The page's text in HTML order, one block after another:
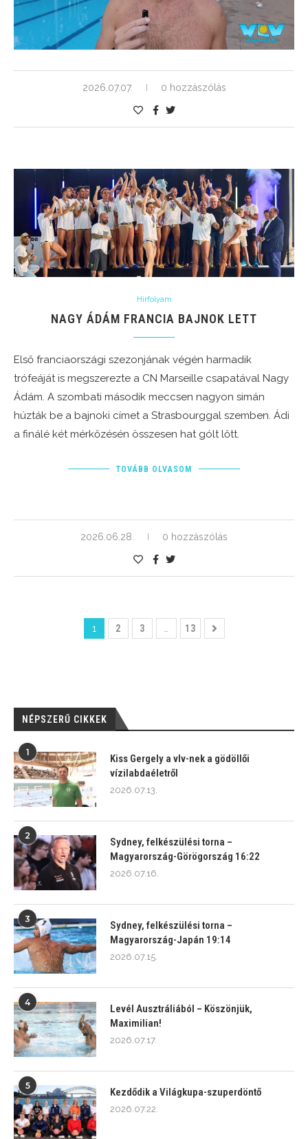
2026.07.07. 0 hozzászólás
Hírfolyam
NAGY ÁDÁM FRANCIA BAJNOK LETT
Első franciaországi szezonjának végén harmadik
trófeáját is megszerezte a CN Marseille csapatával Nagy
Ádám. A szombati második meccsen nagyon simán
húzták be a bajnoki címet a Strasbourggal szemben. Ádi
a finálé két mérkőzésén összesen hat gólt lőtt.
TOVÁBB OLVASOM
2026.06.28. 0 hozzászólás
1 2 3 13
NÉPSZERŰ CIKKEK
1
Kiss Gergely a vlv-nek a gödöllői
vízilabdaéletről
2026.07.13.
2
Sydney, felkészülési torna –
Magyarország-Görögország 16:22
2026.07.16.
3
Sydney, felkészülési torna –
Magyarország-Japán 19:14
2026.07.15.
4
Levél Ausztráliából – Köszönjük,
Maximilian!
2026.07.17.
5
Kezdődik a Világkupa-szuperdöntő
2026.07.22.